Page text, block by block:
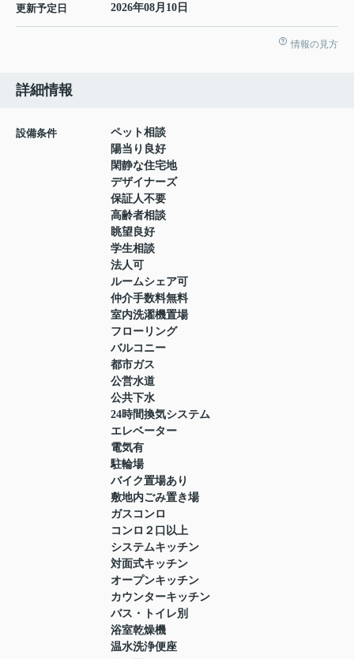
更新予定日 2026年08月10日
情報の見方
詳細情報
設備条件
ペット相談
陽当り良好
閑静な住宅地
デザイナーズ
保証人不要
高齢者相談
眺望良好
学生相談
法人可
ルームシェア可
仲介手数料無料
室内洗濯機置場
フローリング
バルコニー
都市ガス
公営水道
公共下水
24時間換気システム
エレベーター
電気有
駐輪場
バイク置場あり
敷地内ごみ置き場
ガスコンロ
コンロ２口以上
システムキッチン
対面式キッチン
オープンキッチン
カウンターキッチン
バス・トイレ別
浴室乾燥機
温水洗浄便座